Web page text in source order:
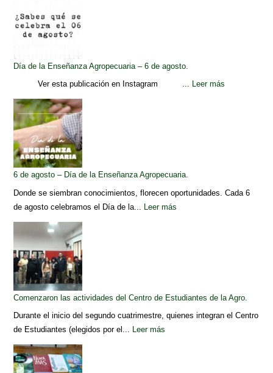
Día de la Enseñanza Agropecuaria – 6 de agosto.
Ver esta publicación en Instagram ... Leer más
6 de agosto – Día de la Enseñanza Agropecuaria.
Donde se siembran conocimientos, florecen oportunidades. Cada 6
de agosto celebramos el Día de la... Leer más
Comenzaron las actividades del Centro de Estudiantes de la Agro.
Durante el inicio del segundo cuatrimestre, quienes integran el Centro
de Estudiantes (elegidos por el... Leer más